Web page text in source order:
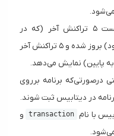
(که در
نشان داده‌می‌شود) بروز شده و ۵ تراکنش آخر
به پایین) نمایش می‌دهد.
درصورتی‌که برنامه برروی
در دیتابیس ثبت شوند.
با نام
transaction
و